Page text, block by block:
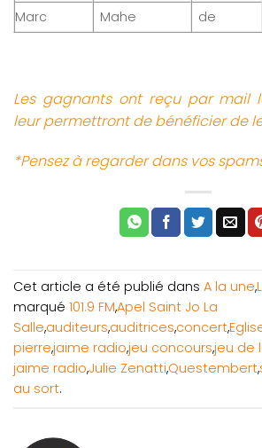
Marc
Mahe de
Les gagnants ont reçu par mail
leur permettront de bénéficier de
*Pensez à regarder dans vos
Cet article a été publié dans A la une,
marqué 101.9 FM,Apel Saint Jo La
Salle,auditeurs,auditrices,concert,
pierre,jaime radio,jeu concours,jeu de
jaime radio,Julie Zenatti,Questembert,
au sort.